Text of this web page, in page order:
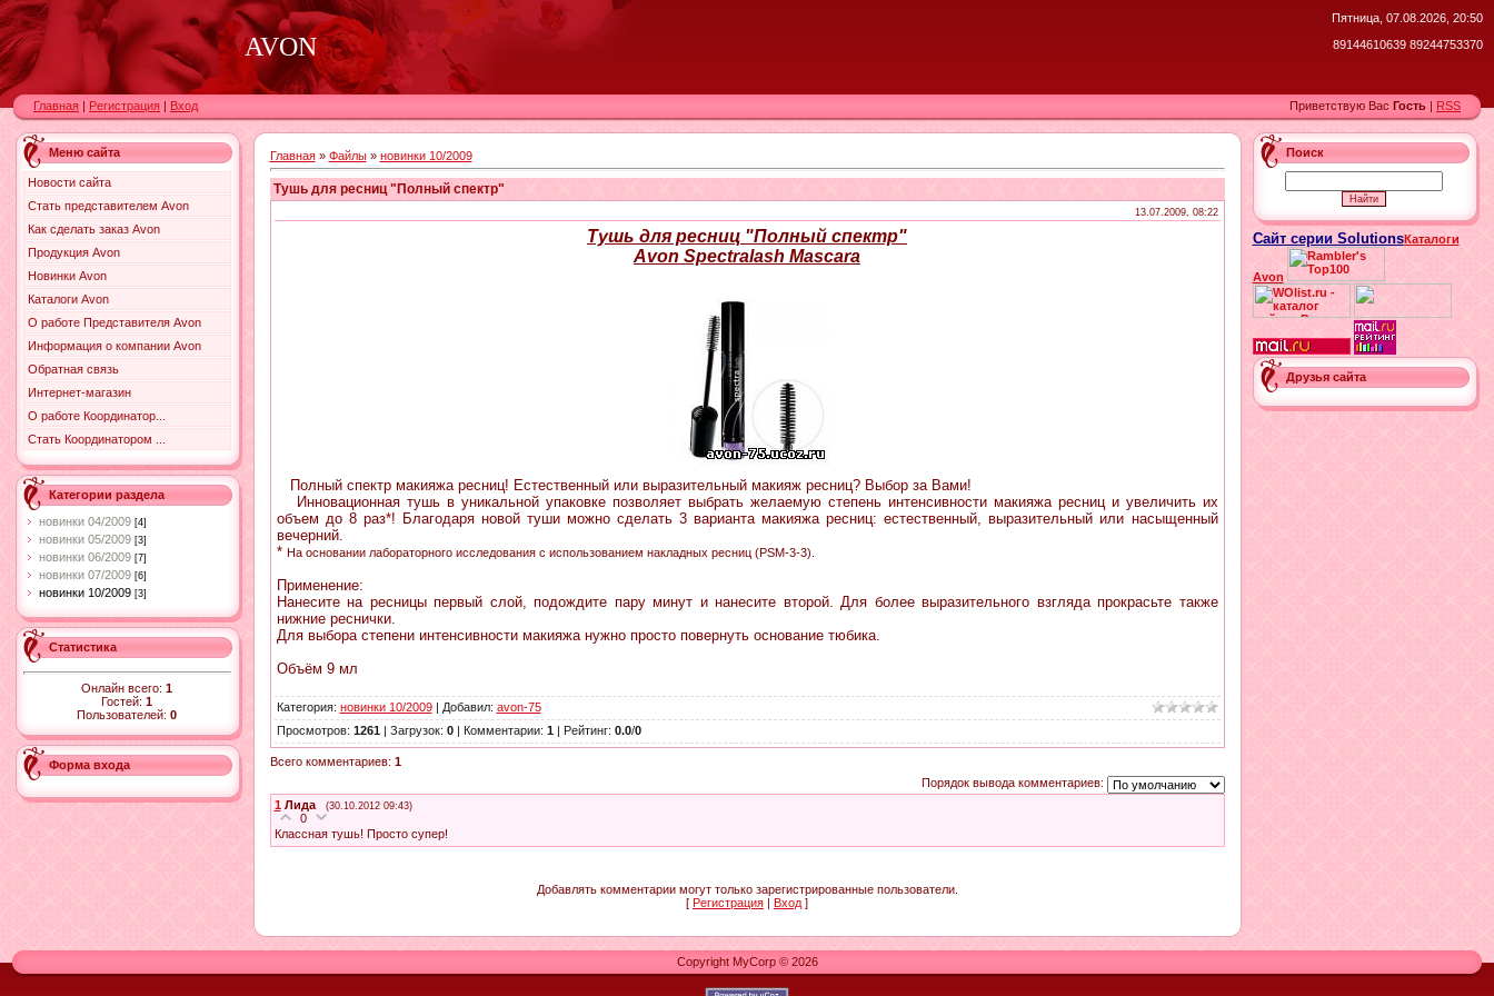
AVON
Пятница, 07.08.2026, 20:50
89144610639 89244753370
Главная | Регистрация | Вход Приветствую Вас Гость | RSS
Меню сайта
Новости сайта
Стать представителем Avon
Как сделать заказ Avon
Продукция Avon
Новинки Avon
Каталоги Avon
О работе Представителя Avon
Информация о компании Avon
Обратная связь
Интернет-магазин
О работе Координатор...
Стать Координатором ...
Категории раздела
новинки 04/2009 [4]
новинки 05/2009 [3]
новинки 06/2009 [7]
новинки 07/2009 [6]
новинки 10/2009 [3]
Статистика
Онлайн всего: 1
Гостей: 1
Пользователей: 0
Форма входа
Главная» Файлы» новинки 10/2009
Тушь для ресниц "Полный спектр"
13.07.2009, 08:22
Тушь для ресниц "Полный спектр"
Avon Spectralash Mascara
Полный спектр макияжа ресниц! Естественный или выразительный макияж ресниц? Выбор за Вами!
Инновационная тушь в уникальной упаковке позволяет выбрать желаемую степень интенсивности макияжа ресниц и увеличить их
объем до 8 раз*! Благодаря новой туши можно сделать 3 варианта макияжа ресниц: естественный, выразительный или насыщенный
вечерний.
* На основании лабораторного исследования с использованием накладных ресниц (PSM-3-3).
Применение:
Нанесите на ресницы первый слой, подождите пару минут и нанесите второй. Для более выразительного взгляда прокрасьте также
нижние реснички.
Для выбора степени интенсивности макияжа нужно просто повернуть основание тюбика.
Объём 9 мл
Категория: новинки 10/2009| Добавил: avon-75
Просмотров: 1261| Загрузок: 0| Комментарии: 1| Рейтинг: 0.0/0
Всего комментариев: 1
Порядок вывода комментариев:
1 Лида (30.10.2012 09:43)
0
Классная тушь! Просто супер!
Добавлять комментарии могут только зарегистрированные пользователи.
[ Регистрация | Вход ]
Поиск
Сайт серии SolutionsКаталоги
Avon
Друзья сайта
Copyright MyCorp © 2026